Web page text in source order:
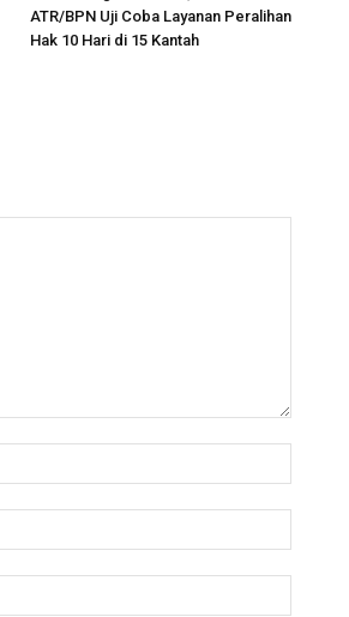
ATR/BPN Uji Coba Layanan Peralihan
Hak 10 Hari di 15 Kantah